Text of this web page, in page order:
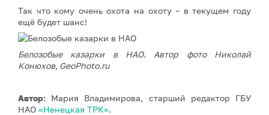
Так что кому очень охота на охоту – в текущем году
ещё будет шанс!
Белозобые казарки в НАО. Автор фото Николай
Конюхов, GeoPhoto.ru
Автор: Мария Владимирова, старший редактор ГБУ
НАО «Ненецкая ТРК».